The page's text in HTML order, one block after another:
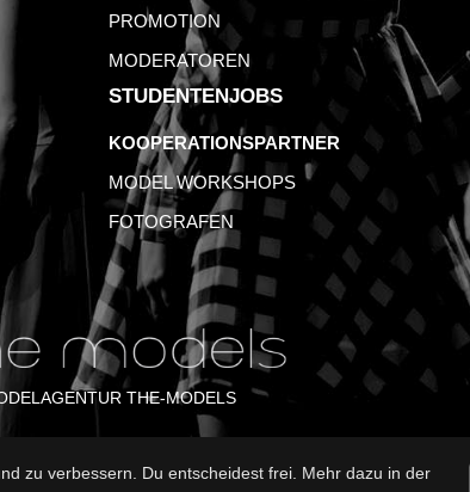
PROMOTION
MODERATOREN
STUDENTENJOBS
KOOPERATIONSPARTNER
MODEL WORKSHOPS
FOTOGRAFEN
THE-MODELS
NUTZUNGSBEDINGUNGEN FAQ GLOSSAR
zu verbessern. Du entscheidest frei. Mehr dazu in der